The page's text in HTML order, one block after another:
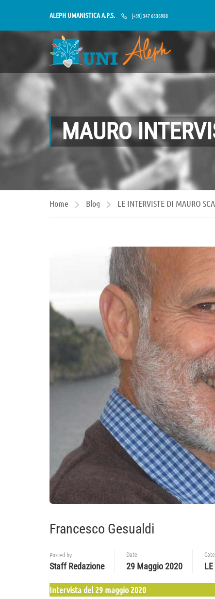
ALEPH UMANISTICA A.P.S. [+39] 347 6536988
MAURO
Home Blog LE INTERVISTE DI MAURO
Francesco Gesualdi
Posted by
Staff Redazione
Date
29 Maggio 2020
Intervista del 29 maggio 2020